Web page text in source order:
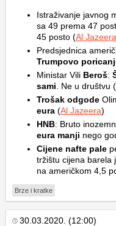
Istraživanje javnog
sa 49 prema 47
45 posto (Al Jazeera
Predsjednica
Trumpovo
Ministar Vili Beroš:
sami . Ne u društvu (
Trošak odgode
eura (Al Jazeera)
HNB: Bruto
eura manji nego
Cijene nafte pale
tržištu cijena barela
na američkom 4,5
Brze i kratke
30.03.2020. (12:00)